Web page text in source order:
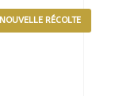
NOUVELLE RÉCOLTE